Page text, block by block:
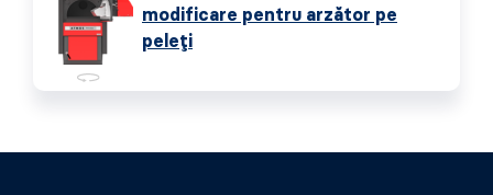
modificare pentru arzător pe
peleți